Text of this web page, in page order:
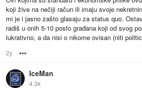
koji žive na nečiji račun ili imaju svoje
mi je i jasno zašto glasaju za status quo.
radiš u onih 5-10 posto građana koji od svog
lukrativno, a da nisi o nikome ovisan (niti
2y
IceMan
4.3k